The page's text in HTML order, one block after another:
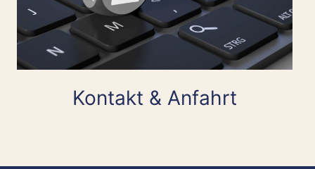
Kontakt & Anfahrt